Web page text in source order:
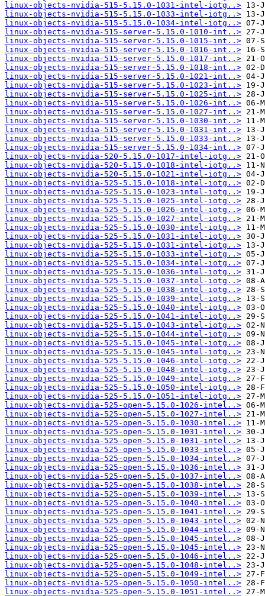
linux-objects-nvidia-515-5.15.0-1031-intel-iotg..>
linux-objects-nvidia-515-5.15.0-1033-intel-iotg..>
linux-objects-nvidia-515-5.15.0-1034-intel-iotg..>
linux-objects-nvidia-515-server-5.15.0-1010-int..>
linux-objects-nvidia-515-server-5.15.0-1015-int..>
linux-objects-nvidia-515-server-5.15.0-1016-int..>
linux-objects-nvidia-515-server-5.15.0-1017-int..>
linux-objects-nvidia-515-server-5.15.0-1018-int..>
linux-objects-nvidia-515-server-5.15.0-1021-int..>
linux-objects-nvidia-515-server-5.15.0-1023-int..>
linux-objects-nvidia-515-server-5.15.0-1025-int..>
linux-objects-nvidia-515-server-5.15.0-1026-int..>
linux-objects-nvidia-515-server-5.15.0-1027-int..>
linux-objects-nvidia-515-server-5.15.0-1030-int..>
linux-objects-nvidia-515-server-5.15.0-1031-int..>
linux-objects-nvidia-515-server-5.15.0-1033-int..>
linux-objects-nvidia-515-server-5.15.0-1034-int..>
linux-objects-nvidia-520-5.15.0-1017-intel-iotg..>
linux-objects-nvidia-520-5.15.0-1018-intel-iotg..>
linux-objects-nvidia-520-5.15.0-1021-intel-iotg..>
linux-objects-nvidia-525-5.15.0-1018-intel-iotg..>
linux-objects-nvidia-525-5.15.0-1023-intel-iotg..>
linux-objects-nvidia-525-5.15.0-1025-intel-iotg..>
linux-objects-nvidia-525-5.15.0-1026-intel-iotg..>
linux-objects-nvidia-525-5.15.0-1027-intel-iotg..>
linux-objects-nvidia-525-5.15.0-1030-intel-iotg..>
linux-objects-nvidia-525-5.15.0-1031-intel-iotg..>
linux-objects-nvidia-525-5.15.0-1031-intel-iotg..>
linux-objects-nvidia-525-5.15.0-1033-intel-iotg..>
linux-objects-nvidia-525-5.15.0-1034-intel-iotg..>
linux-objects-nvidia-525-5.15.0-1036-intel-iotg..>
linux-objects-nvidia-525-5.15.0-1037-intel-iotg..>
linux-objects-nvidia-525-5.15.0-1038-intel-iotg..>
linux-objects-nvidia-525-5.15.0-1039-intel-iotg..>
linux-objects-nvidia-525-5.15.0-1040-intel-iotg..>
linux-objects-nvidia-525-5.15.0-1041-intel-iotg..>
linux-objects-nvidia-525-5.15.0-1043-intel-iotg..>
linux-objects-nvidia-525-5.15.0-1044-intel-iotg..>
linux-objects-nvidia-525-5.15.0-1045-intel-iotg..>
linux-objects-nvidia-525-5.15.0-1045-intel-iotg..>
linux-objects-nvidia-525-5.15.0-1046-intel-iotg..>
linux-objects-nvidia-525-5.15.0-1048-intel-iotg..>
linux-objects-nvidia-525-5.15.0-1049-intel-iotg..>
linux-objects-nvidia-525-5.15.0-1050-intel-iotg..>
linux-objects-nvidia-525-5.15.0-1051-intel-iotg..>
linux-objects-nvidia-525-open-5.15.0-1026-intel..>
linux-objects-nvidia-525-open-5.15.0-1027-intel..>
linux-objects-nvidia-525-open-5.15.0-1030-intel..>
linux-objects-nvidia-525-open-5.15.0-1031-intel..>
linux-objects-nvidia-525-open-5.15.0-1031-intel..>
linux-objects-nvidia-525-open-5.15.0-1033-intel..>
linux-objects-nvidia-525-open-5.15.0-1034-intel..>
linux-objects-nvidia-525-open-5.15.0-1036-intel..>
linux-objects-nvidia-525-open-5.15.0-1037-intel..>
linux-objects-nvidia-525-open-5.15.0-1038-intel..>
linux-objects-nvidia-525-open-5.15.0-1039-intel..>
linux-objects-nvidia-525-open-5.15.0-1040-intel..>
linux-objects-nvidia-525-open-5.15.0-1041-intel..>
linux-objects-nvidia-525-open-5.15.0-1043-intel..>
linux-objects-nvidia-525-open-5.15.0-1044-intel..>
linux-objects-nvidia-525-open-5.15.0-1045-intel..>
linux-objects-nvidia-525-open-5.15.0-1045-intel..>
linux-objects-nvidia-525-open-5.15.0-1046-intel..>
linux-objects-nvidia-525-open-5.15.0-1048-intel..>
linux-objects-nvidia-525-open-5.15.0-1049-intel..>
linux-objects-nvidia-525-open-5.15.0-1050-intel..>
linux-objects-nvidia-525-open-5.15.0-1051-intel..>